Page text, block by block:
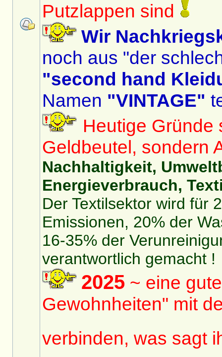
Putzlappen sind
Wir
noch aus "der
"second hand
Namen "VINTAGE"
Heutige Gründe
Geldbeutel, sondern
Nachhaltigkeit,
Energieverbrauch,
Der Textilsektor wird für
Emissionen, 20% der
16-35% der
verantwortlich gemacht !
2025 ~ eine
Gewohnheiten" mit
verbinden, was sagt